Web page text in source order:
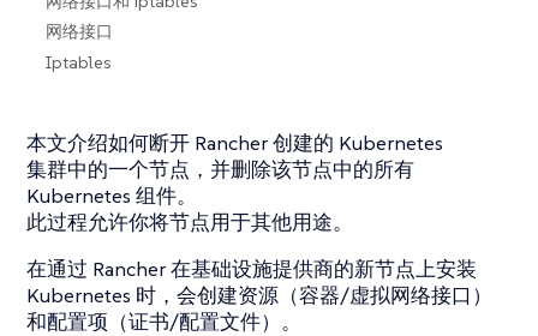
网络接口
Iptables
本文介绍如何断开 Rancher 创建的 Kubernetes
集群中的一个节点，并删除该节点中的所有
Kubernetes 组件。
此过程允许你将节点用于其他用途。
在通过 Rancher 在基础设施提供商的新节点上安装
Kubernetes 时，会创建资源（容器/虚拟网络接口）
和配置项（证书/配置文件）。